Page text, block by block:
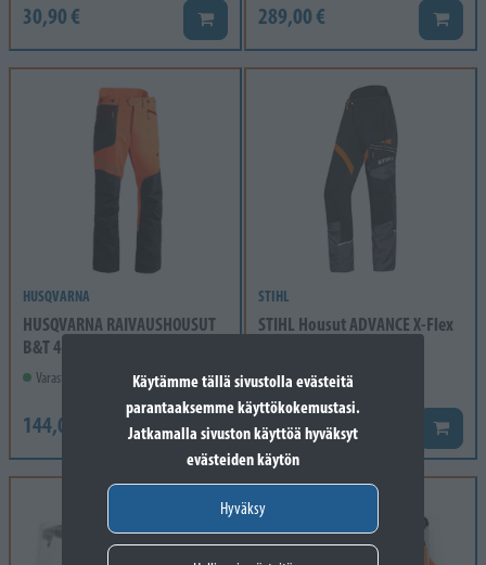
Käytämme tällä sivustolla evästeitä
parantaaksemme käyttökokemustasi.
Jatkamalla sivuston käyttöä hyväksyt
evästeiden käytön
Hyväksy
30,90 € Lisää koriin289,00 € Lisää
HUSQVARNA
HUSQVARNA RAIVAUSHOUSUT
B&T 42
Varastossa
144,00 € Lisää koriin
STIHL
STIHL Housut ADVANCE X-Flex
Varastossa
506,50 € Lisää